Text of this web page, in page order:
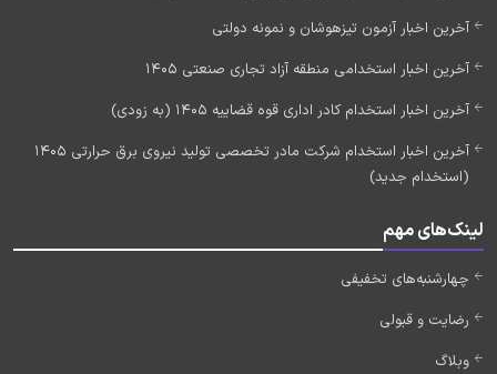
آخرین اخبار آزمون تیزهوشان و نمونه دولتی
آخرین اخبار استخدامی منطقه آزاد تجاری صنعتی 1405
آخرین اخبار استخدام کادر اداری قوه قضاییه 1405 (به زودی)
آخرین اخبار استخدام شرکت مادر تخصصی تولید نیروی برق حرارتی 1405
(استخدام جدید)
لینک‌های مهم
چهارشنبه‌های تخفیفی
رضایت و قبولی
وبلاگ